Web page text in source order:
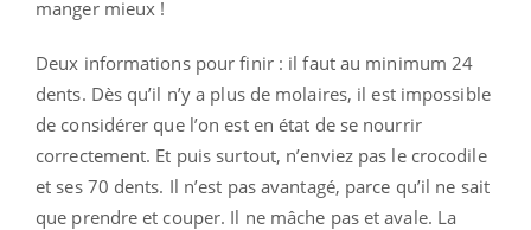
manger mieux !
Deux informations pour finir : il faut au minimum 24
dents. Dès qu’il n’y a plus de molaires, il est impossible
de considérer que l’on est en état de se nourrir
correctement. Et puis surtout, n’enviez pas le crocodile
et ses 70 dents. Il n’est pas avantagé, parce qu’il ne sait
que prendre et couper. Il ne mâche pas et avale. La